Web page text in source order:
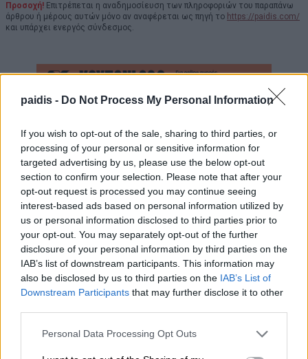
paidis - Do Not Process My Personal Information
If you wish to opt-out of the sale, sharing to third parties, or
processing of your personal or sensitive information for
targeted advertising by us, please use the below opt-out
section to confirm your selection. Please note that after your
opt-out request is processed you may continue seeing
interest-based ads based on personal information utilized by
us or personal information disclosed to third parties prior to
your opt-out. You may separately opt-out of the further
disclosure of your personal information by third parties on the
IAB’s list of downstream participants. This information may
also be disclosed by us to third parties on the IAB’s List of
Downstream Participants that may further disclose it to other
Personal Data Processing Opt Outs
Προσοχή! Επιτρέπεται η αναδημοσίευση των πληροφοριών του παραπάνω
άρθρου ή μέρους αυτών μόνο αν αναφέρεται ως πηγή το https://paidis.com/
και υπάρχει ενεργός σύνδεσμος.
Κοινοποιήστε:
Facebook X
▌ΤΑ ΠΙΟ ΔΗΜΟΦΙΛΗ
ΣΗΜΕΡΑ